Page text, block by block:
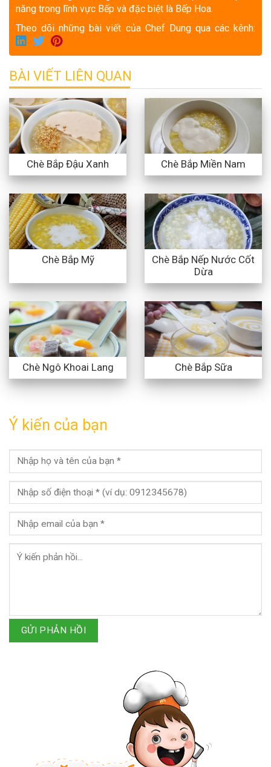
năng trong lĩnh vực Bếp và đặc biệt là Bếp Hoa.
Theo dõi những bài viết của Chef Dung qua các kênh:
BÀI VIẾT LIÊN QUAN
Chè Bắp Đậu Xanh Chè Bắp Miền Nam
Chè Bắp Mỹ
Chè Bắp Nếp Nước Cốt
Dừa
Chè Ngô Khoai Lang Chè Bắp Sữa
Ý kiến của bạn
GỬI PHẢN HỒI